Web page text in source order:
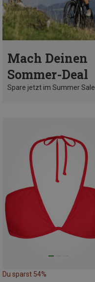
Mach Deinen
Sommer-Deal
Spare jetzt im Summer Sale
Du sparst 54%